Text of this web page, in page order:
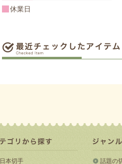
休業日
日本切手 話題の